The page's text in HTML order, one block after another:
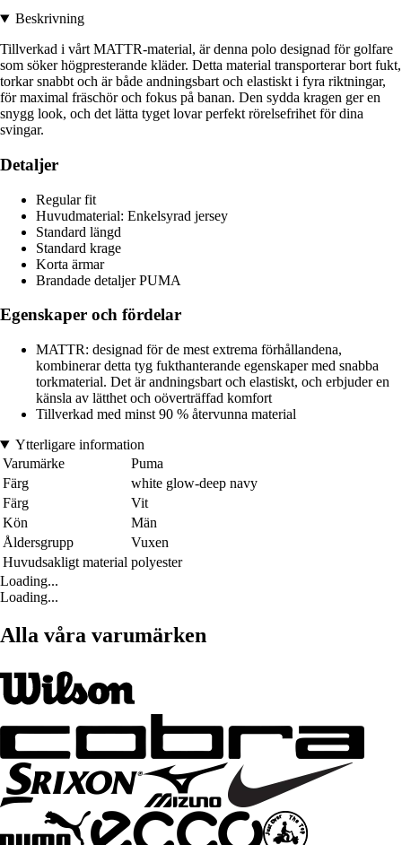
Beskrivning
Tillverkad i vårt MATTR-material, är denna polo designad för golfare
som söker högpresterande kläder. Detta material transporterar bort fukt,
torkar snabbt och är både andningsbart och elastiskt i fyra riktningar,
för maximal fräschör och fokus på banan. Den sydda kragen ger en
snygg look, och det lätta tyget lovar perfekt rörelsefrihet för dina
svingar.
Detaljer
Regular fit
Huvudmaterial: Enkelsyrad jersey
Standard längd
Standard krage
Korta ärmar
Brandade detaljer PUMA
Egenskaper och fördelar
MATTR: designad för de mest extrema förhållandena,
kombinerar detta tyg fukthanterande egenskaper med snabba
torkmaterial. Det är andningsbart och elastiskt, och erbjuder en
känsla av lätthet och oöverträffad komfort
Tillverkad med minst 90 % återvunna material
Ytterligare information
Varumärke
Puma
Färg
white glow-deep navy
Färg
Vit
Kön
Män
Åldersgrupp
Vuxen
Huvudsakligt material polyester
Loading...
Loading...
Alla våra varumärken